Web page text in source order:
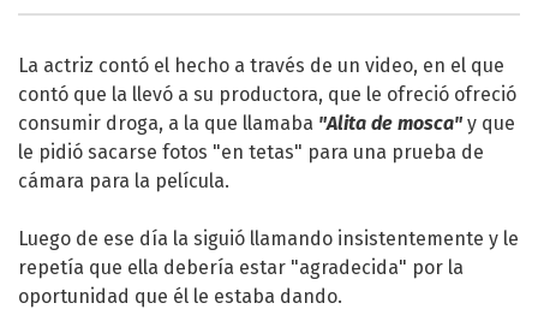
La actriz contó el hecho a través de un video, en el que
contó que la llevó a su productora, que le ofreció ofreció
consumir droga, a la que llamaba "Alita de mosca" y que
le pidió sacarse fotos "en tetas" para una prueba de
cámara para la película.
Luego de ese día la siguió llamando insistentemente y le
repetía que ella debería estar "agradecida" por la
oportunidad que él le estaba dando.